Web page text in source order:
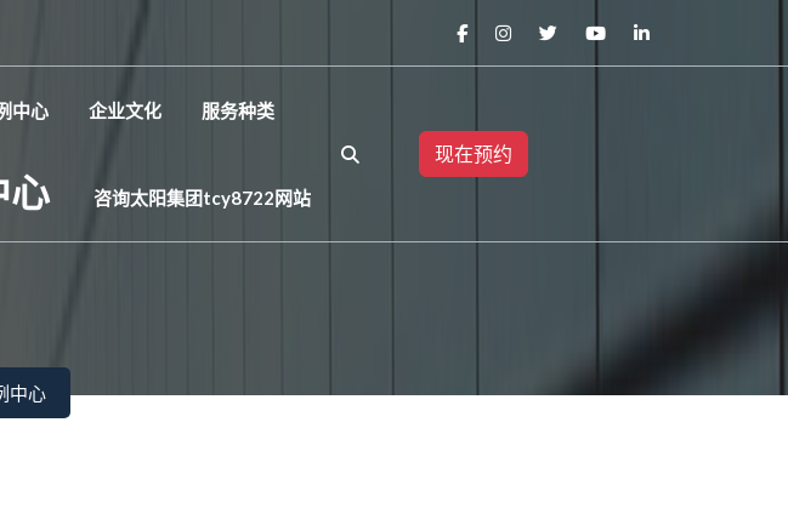
中心 企业文化 服务种类
咨询太阳集团tcy8722网站
现在预约
心
中心